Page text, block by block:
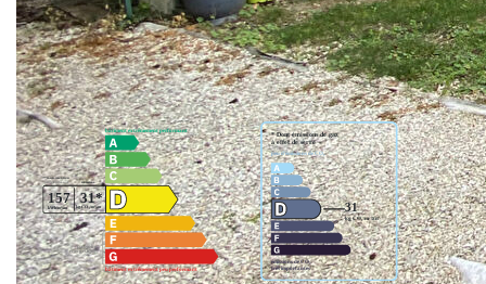
Nos honoraires Nous contacter
Diagnostics énergétiques